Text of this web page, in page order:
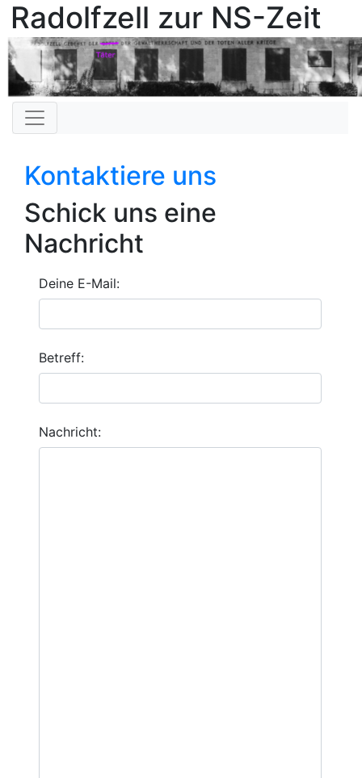
Radolfzell zur NS-Zeit
Kontaktiere uns
Schick uns eine
Nachricht
Deine E-Mail:
Betreff:
Nachricht: